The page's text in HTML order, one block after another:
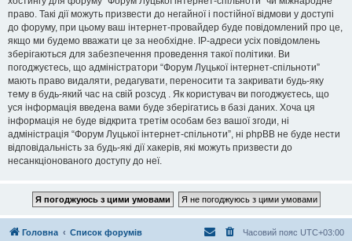
право. Такі дії можуть призвести до негайної і постійної відмови у доступі
до форуму, при цьому ваш інтернет-провайдер буде повідомлений про це,
якщо ми будемо вважати це за необхідне. IP-адреси усіх повідомлень
зберігаються для забезпечення проведення такої політики. Ви
погоджуєтесь, що адміністратори “Форум Луцької інтернет-спільноти”
мають право видаляти, редагувати, переносити та закривати будь-яку
тему в будь-який час на свій розсуд . Як користувач ви погоджуєтесь, що
уся інформація введена вами буде зберігатись в базі даних. Хоча ця
інформація не буде відкрита третім особам без вашої згоди, ні
адміністрація “Форум Луцької інтернет-спільноти”, ні phpBB не буде нести
відповідальність за будь-які дії хакерів, які можуть призвести до
несанкціонованого доступу до неї.
Головна Список форумів Часовий пояс UTC+03:00